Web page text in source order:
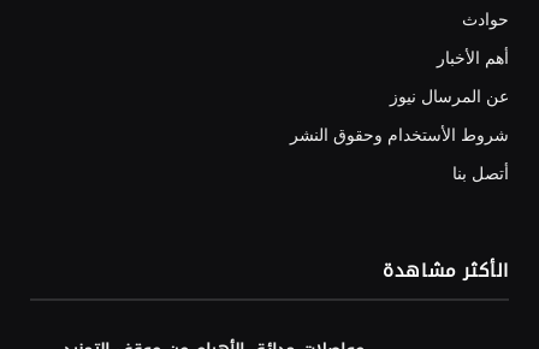
حوادث
أهم الأخبار
عن المرسال نيوز
شروط الأستخدام وحقوق النشر
أتصل بنا
الأكثر مشاهدة